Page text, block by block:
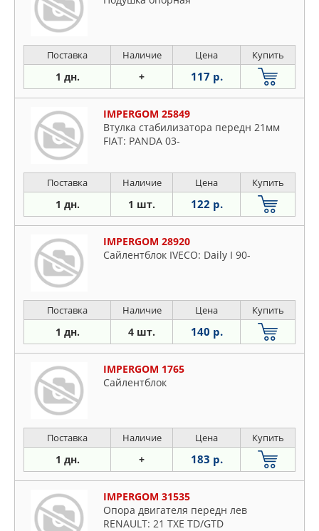
Поставка Наличие Цена Купить
1 дн. + 117 р.
IMPERGOM 25849
Втулка стабилизатора передн 21мм
FIAT: PANDA 03-
Поставка Наличие Цена Купить
1 дн. 1 шт. 122 р.
IMPERGOM 28920
Сайлентблок IVECO: Daily I 90-
Поставка Наличие Цена Купить
1 дн. 4 шт. 140 р.
IMPERGOM 1765
Сайлентблок
Поставка Наличие Цена Купить
1 дн. + 183 р.
IMPERGOM 31535
Опора двигателя передн лев
RENAULT: 21 TXE TD/GTD